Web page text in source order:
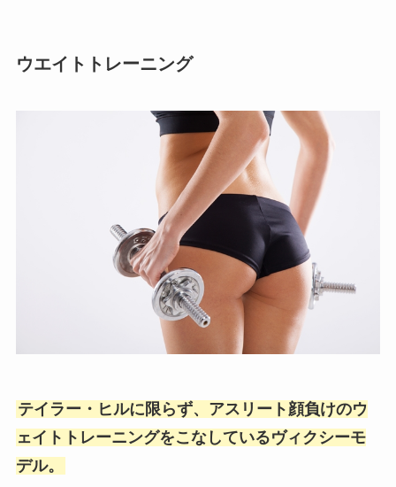
ウエイトトレーニング
テイラー・ヒルに限らず、アスリート顔負けのウ
ェイトトレーニングをこなしているヴィクシーモ
デル。